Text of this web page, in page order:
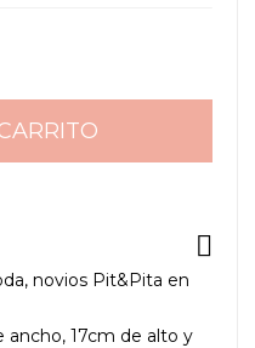
novios Pit&Pita en
17cm de alto y